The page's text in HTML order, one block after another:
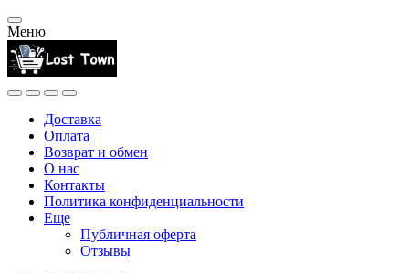
Меню
Доставка
Оплата
Возврат и обмен
О нас
Контакты
Политика конфиденциальности
Еще
Публичная оферта
Отзывы